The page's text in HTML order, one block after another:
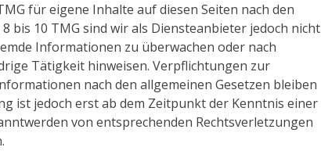
für eigene Inhalte auf diesen Seiten nach den
bis 10 TMG sind wir als Diensteanbieter jedoch nicht
Informationen zu überwachen oder nach
Tätigkeit hinweisen. Verpflichtungen zur
nach den allgemeinen Gesetzen bleiben
ist jedoch erst ab dem Zeitpunkt der Kenntnis einer
von entsprechenden Rechtsverletzungen